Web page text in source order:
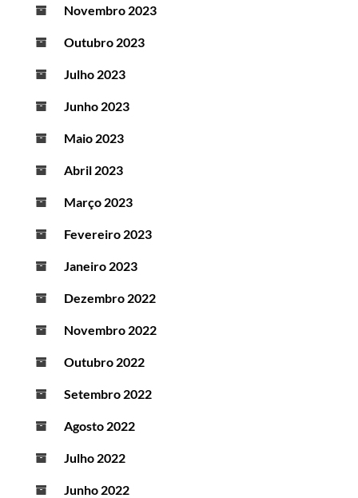
Novembro 2023
Outubro 2023
Julho 2023
Junho 2023
Maio 2023
Abril 2023
Março 2023
Fevereiro 2023
Janeiro 2023
Dezembro 2022
Novembro 2022
Outubro 2022
Setembro 2022
Agosto 2022
Julho 2022
Junho 2022